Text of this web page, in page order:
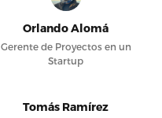
Orlando Alomá
Gerente de Proyectos en un
Startup
Tomás Ramírez